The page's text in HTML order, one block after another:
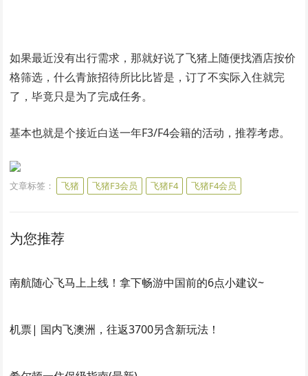
如果最近没有出行需求，那就好说了飞猪上随便找酒店按价
格筛选，什么青旅招待所比比皆是，订了不实际入住就完
了，毕竟只是为了完成任务。
基本也就是个接近白送一年F3/F4会籍的活动，推荐考虑。
文章标签： 飞猪 飞猪F3会员 飞猪F4 飞猪F4会员
为您推荐
南航随心飞马上上线！拿下畅游中国前的6点小建议~
机票| 国内飞澳洲，往返3700另含新玩法！